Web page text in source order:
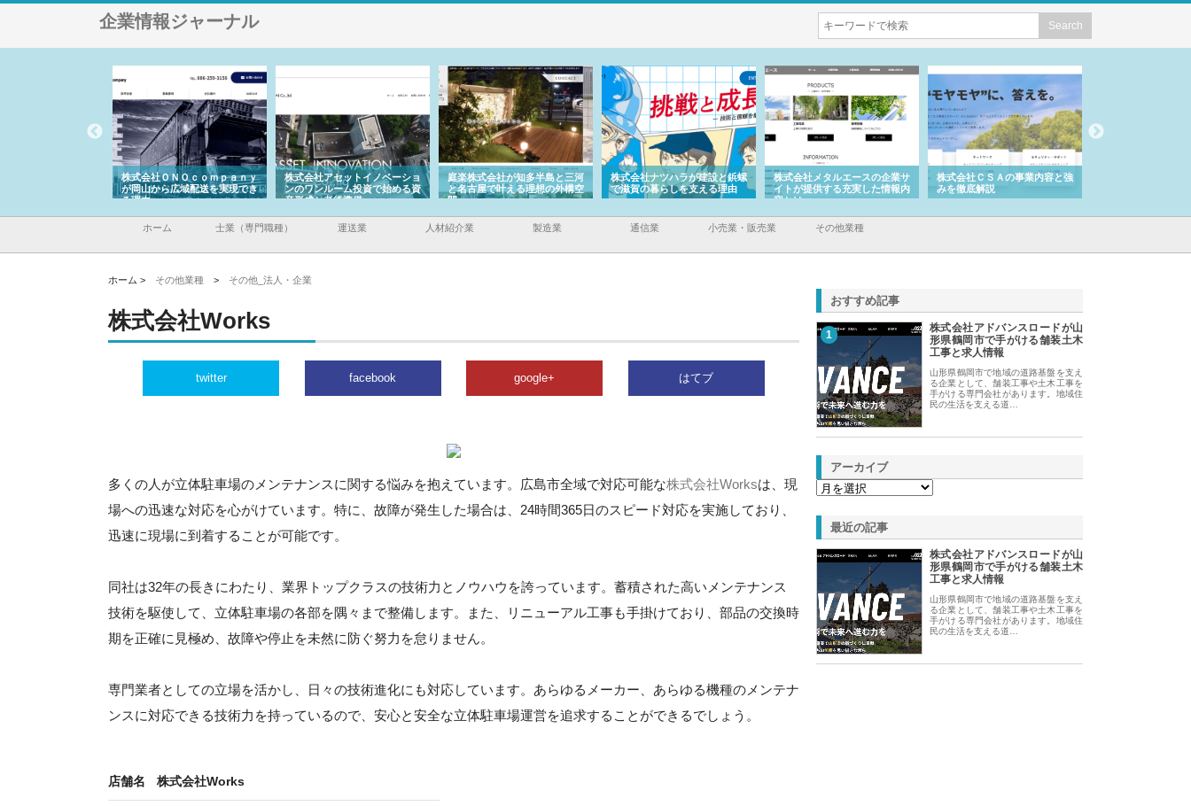
企業情報ジャーナル
株式会社ＯＮＯｃｏｍｐａｎｙ
が岡山から広域配送を実現でき
る理由
株式会社アセットイノベーショ
ンのワンルーム投資で始める資
産形成と老後準備
庭楽株式会社が知多半島と三河
と名古屋で叶える理想の外構空
間
株式会社ナツハラが建設と鋲螺
で滋賀の暮らしを支える理由
株式会社メタルエースの企業サ
イトが提供する充実した情報内
容とは
株式会社ＣＳＡの事業内容と強
みを徹底解説
ホーム 士業（専門職種） 運送業 人材紹介業 製造業 通信業 小売業・販売業 その他業種
ホーム > その他業種 > その他_法人・企業
株式会社Works
twitter facebook google+ はてブ
多くの人が立体駐車場のメンテナンスに関する悩みを抱えています。広島市全域で対応可能な株式会社Worksは、現
場への迅速な対応を心がけています。特に、故障が発生した場合は、24時間365日のスピード対応を実施しており、
迅速に現場に到着することが可能です。
同社は32年の長きにわたり、業界トップクラスの技術力とノウハウを誇っています。蓄積された高いメンテナンス
技術を駆使して、立体駐車場の各部を隅々まで整備します。また、リニューアル工事も手掛けており、部品の交換時
期を正確に見極め、故障や停止を未然に防ぐ努力を怠りません。
専門業者としての立場を活かし、日々の技術進化にも対応しています。あらゆるメーカー、あらゆる機種のメンテナ
ンスに対応できる技術力を持っているので、安心と安全な立体駐車場運営を追求することができるでしょう。
店舗名 株式会社Works
おすすめ記事
1
株式会社アドバンスロードが山
形県鶴岡市で手がける舗装土木
工事と求人情報
山形県鶴岡市で地域の道路基盤を支え
る企業として、舗装工事や土木工事を
手がける専門会社があります。地域住
民の生活を支える道…
アーカイブ
最近の記事
株式会社アドバンスロードが山
形県鶴岡市で手がける舗装土木
工事と求人情報
山形県鶴岡市で地域の道路基盤を支え
る企業として、舗装工事や土木工事を
手がける専門会社があります。地域住
民の生活を支える道…